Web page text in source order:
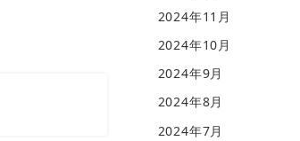
2024年11月
2024年10月
2024年9月
2024年8月
2024年7月